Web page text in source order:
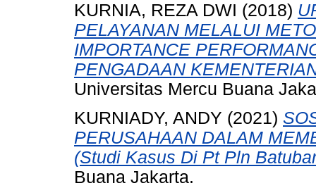
KURNIA, REZA DWI (2018)
PELAYANAN MELALUI
IMPORTANCE
PENGADAAN
Universitas Mercu Buana
KURNIADY, ANDY (2021)
PERUSAHAAN DALAM
(Studi Kasus Di Pt Pln
Buana Jakarta.